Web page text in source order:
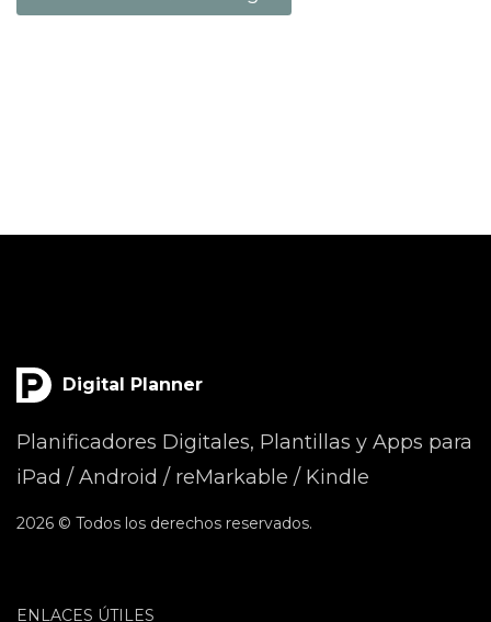
Digital Planner
Planificadores Digitales, Plantillas y Apps para
iPad / Android / reMarkable / Kindle
2026 © Todos los derechos reservados.
ENLACES ÚTILES